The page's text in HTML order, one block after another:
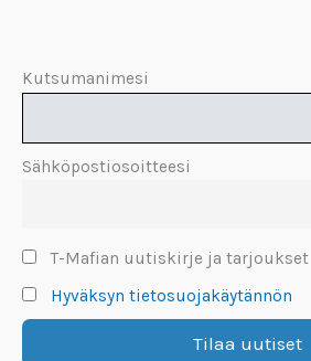
Kutsumanimesi
Sähköpostiosoitteesi
T-Mafian uutiskirje ja tarjoukset
Hyväksyn tietosuojakäytännön